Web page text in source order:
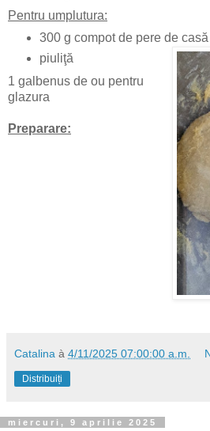
Pentru umplutura:
300 g compot de pere de casă
piuliţă
1 galbenus de ou pentru
glazura
Preparare:
Catalina à 4/11/2025 07:00:00 a.m.
Distribuiți
miercuri, 9 aprilie 2025